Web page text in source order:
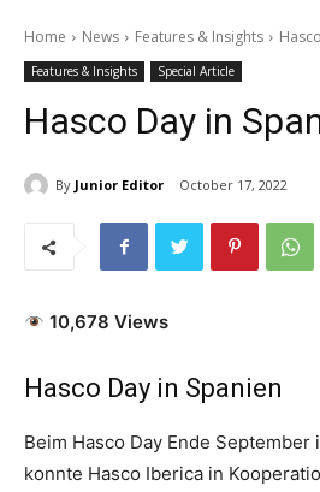
Home News Features & Insights
Features & Insights Special Article
Hasco Day in
By Junior Editor October 17, 2022
10,678 Views
Hasco Day in Spanien
Beim Hasco Day Ende September
konnte Hasco Iberica in